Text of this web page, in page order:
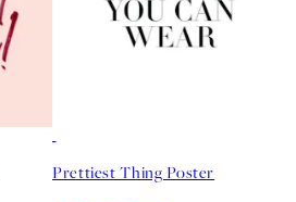
Prettiest Thing Poster